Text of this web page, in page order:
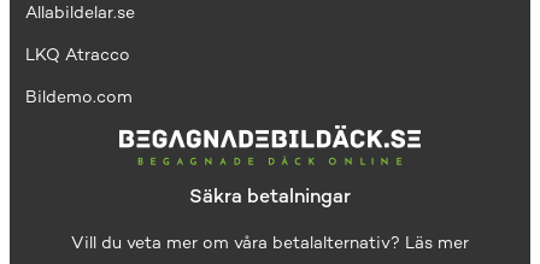
Allabildelar.se
LKQ Atracco
Bildemo.com
Säkra betalningar
Vill du veta mer om våra betalalternativ? Läs mer